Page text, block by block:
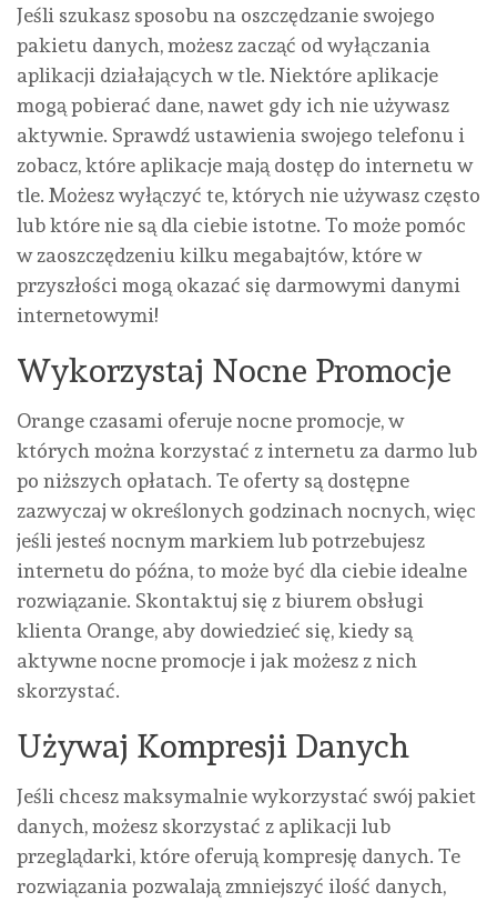
Jeśli szukasz sposobu na oszczędzanie swojego
pakietu danych, możesz zacząć od wyłączania
aplikacji działających w tle. Niektóre aplikacje
mogą pobierać dane, nawet gdy ich nie używasz
aktywnie. Sprawdź ustawienia swojego telefonu i
zobacz, które aplikacje mają dostęp do internetu w
tle. Możesz wyłączyć te, których nie używasz często
lub które nie są dla ciebie istotne. To może pomóc
w zaoszczędzeniu kilku megabajtów, które w
przyszłości mogą okazać się darmowymi danymi
internetowymi!
Wykorzystaj Nocne Promocje
Orange czasami oferuje nocne promocje, w
których można korzystać z internetu za darmo lub
po niższych opłatach. Te oferty są dostępne
zazwyczaj w określonych godzinach nocnych, więc
jeśli jesteś nocnym markiem lub potrzebujesz
internetu do późna, to może być dla ciebie idealne
rozwiązanie. Skontaktuj się z biurem obsługi
klienta Orange, aby dowiedzieć się, kiedy są
aktywne nocne promocje i jak możesz z nich
skorzystać.
Używaj Kompresji Danych
Jeśli chcesz maksymalnie wykorzystać swój pakiet
danych, możesz skorzystać z aplikacji lub
przeglądarki, które oferują kompresję danych. Te
rozwiązania pozwalają zmniejszyć ilość danych,